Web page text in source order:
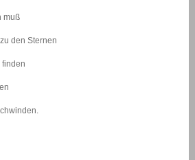
muß
den Sternen
finden